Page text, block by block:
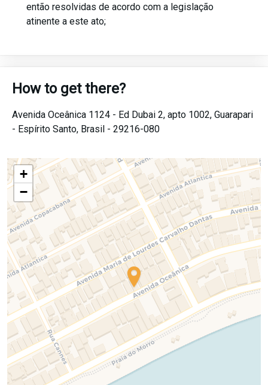
então resolvidas de acordo com a legislação
atinente a este ato;
How to get there?
Avenida Oceânica 1124 - Ed Dubai 2, apto 1002, Guarapari
- Espírito Santo, Brasil - 29216-080
+
−